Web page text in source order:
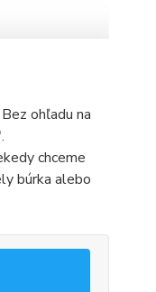
ohľadu na
chceme
búrka alebo